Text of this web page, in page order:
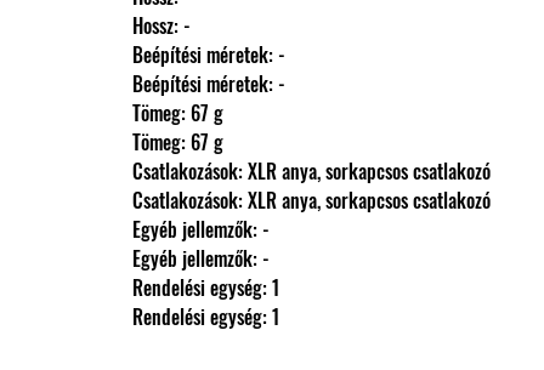
                Hossz: -
                Beépítési méretek: -
                Beépítési méretek: -
                Tömeg: 67 g
                Tömeg: 67 g
                Csatlakozások: XLR anya, sorkapcsos csatlakozó
                Csatlakozások: XLR anya, sorkapcsos csatlakozó
                Egyéb jellemzők: -
                Egyéb jellemzők: -
                Rendelési egység: 1
                Rendelési egység: 1